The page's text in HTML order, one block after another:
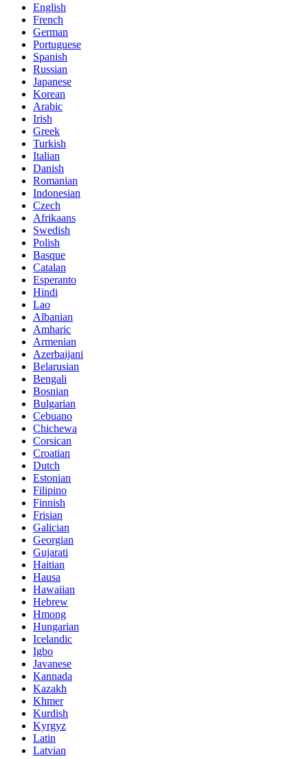
English
French
German
Portuguese
Spanish
Russian
Japanese
Korean
Arabic
Irish
Greek
Turkish
Italian
Danish
Romanian
Indonesian
Czech
Afrikaans
Swedish
Polish
Basque
Catalan
Esperanto
Hindi
Lao
Albanian
Amharic
Armenian
Azerbaijani
Belarusian
Bengali
Bosnian
Bulgarian
Cebuano
Chichewa
Corsican
Croatian
Dutch
Estonian
Filipino
Finnish
Frisian
Galician
Georgian
Gujarati
Haitian
Hausa
Hawaiian
Hebrew
Hmong
Hungarian
Icelandic
Igbo
Javanese
Kannada
Kazakh
Khmer
Kurdish
Kyrgyz
Latin
Latvian